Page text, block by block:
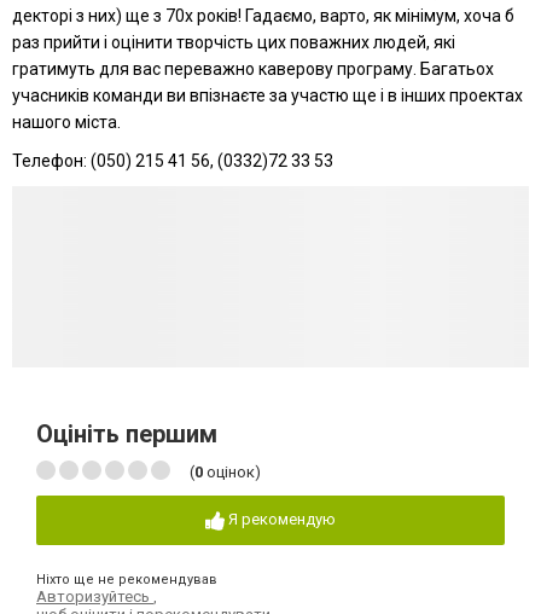
декторі з них) ще з 70х років! Гадаємо, варто, як мінімум, хоча б
раз прийти і оцінити творчість цих поважних людей, які
гратимуть для вас переважно каверову програму. Багатьох
учасників команди ви впізнаєте за участю ще і в інших проектах
нашого міста.
Телефон: (050) 215 41 56, (0332)72 33 53
Оцініть першим
(0 оцінок)
Я рекомендую
Ніхто ще не рекомендував
Авторизуйтесь